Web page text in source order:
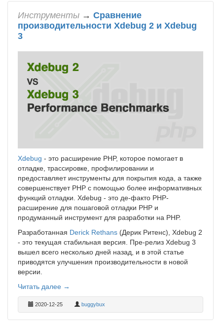
Инструменты → Сравнение
производительности Xdebug 2 и Xdebug
3
Xdebug - это расширение PHP, которое помогает в
отладке, трассировке, профилировании и
предоставляет инструменты для покрытия кода, а также
совершенствует PHP с помощью более информативных
функций отладки. Xdebug - это де-факто PHP-
расширение для пошаговой отладки PHP и
продуманный инструмент для разработки на PHP.
Разработанная Derick Rethans (Дерик Ритенс), Xdebug 2
- это текущая стабильная версия. Пре-релиз Xdebug 3
вышел всего несколько дней назад, и в этой статье
приводятся улучшения производительности в новой
версии.
Читать далее →
2020-12-25 buggybux